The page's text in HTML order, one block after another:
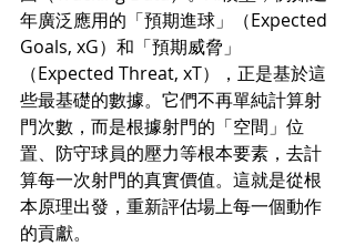
年廣泛應用的「預期進球」（Expected
Goals, xG）和「預期威脅」
（Expected Threat, xT），正是基於這
些最基礎的數據。它們不再單純計算射
門次數，而是根據射門的「空間」位
置、防守球員的壓力等根本要素，去計
算每一次射門的真實價值。這就是從根
本原理出發，重新評估場上每一個動作
的貢獻。